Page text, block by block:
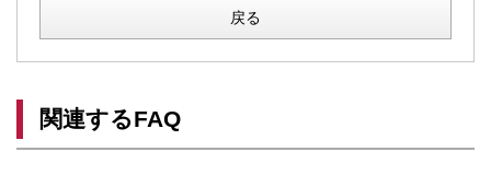
戻る
関連するFAQ